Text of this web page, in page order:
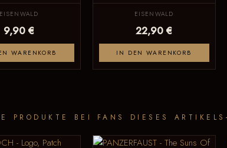
EISENWALD
9,90 €
WARENKORB
EISENWALD
22,90 €
IN DEN WARENKORB
PRODUKTE BEI FANS DIESES ARTIKELS